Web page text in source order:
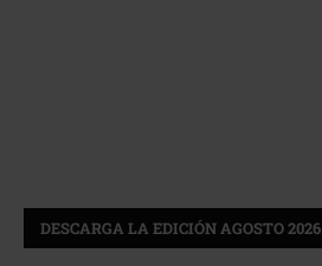
DESCARGA LA EDICIÓN AGOSTO 2026